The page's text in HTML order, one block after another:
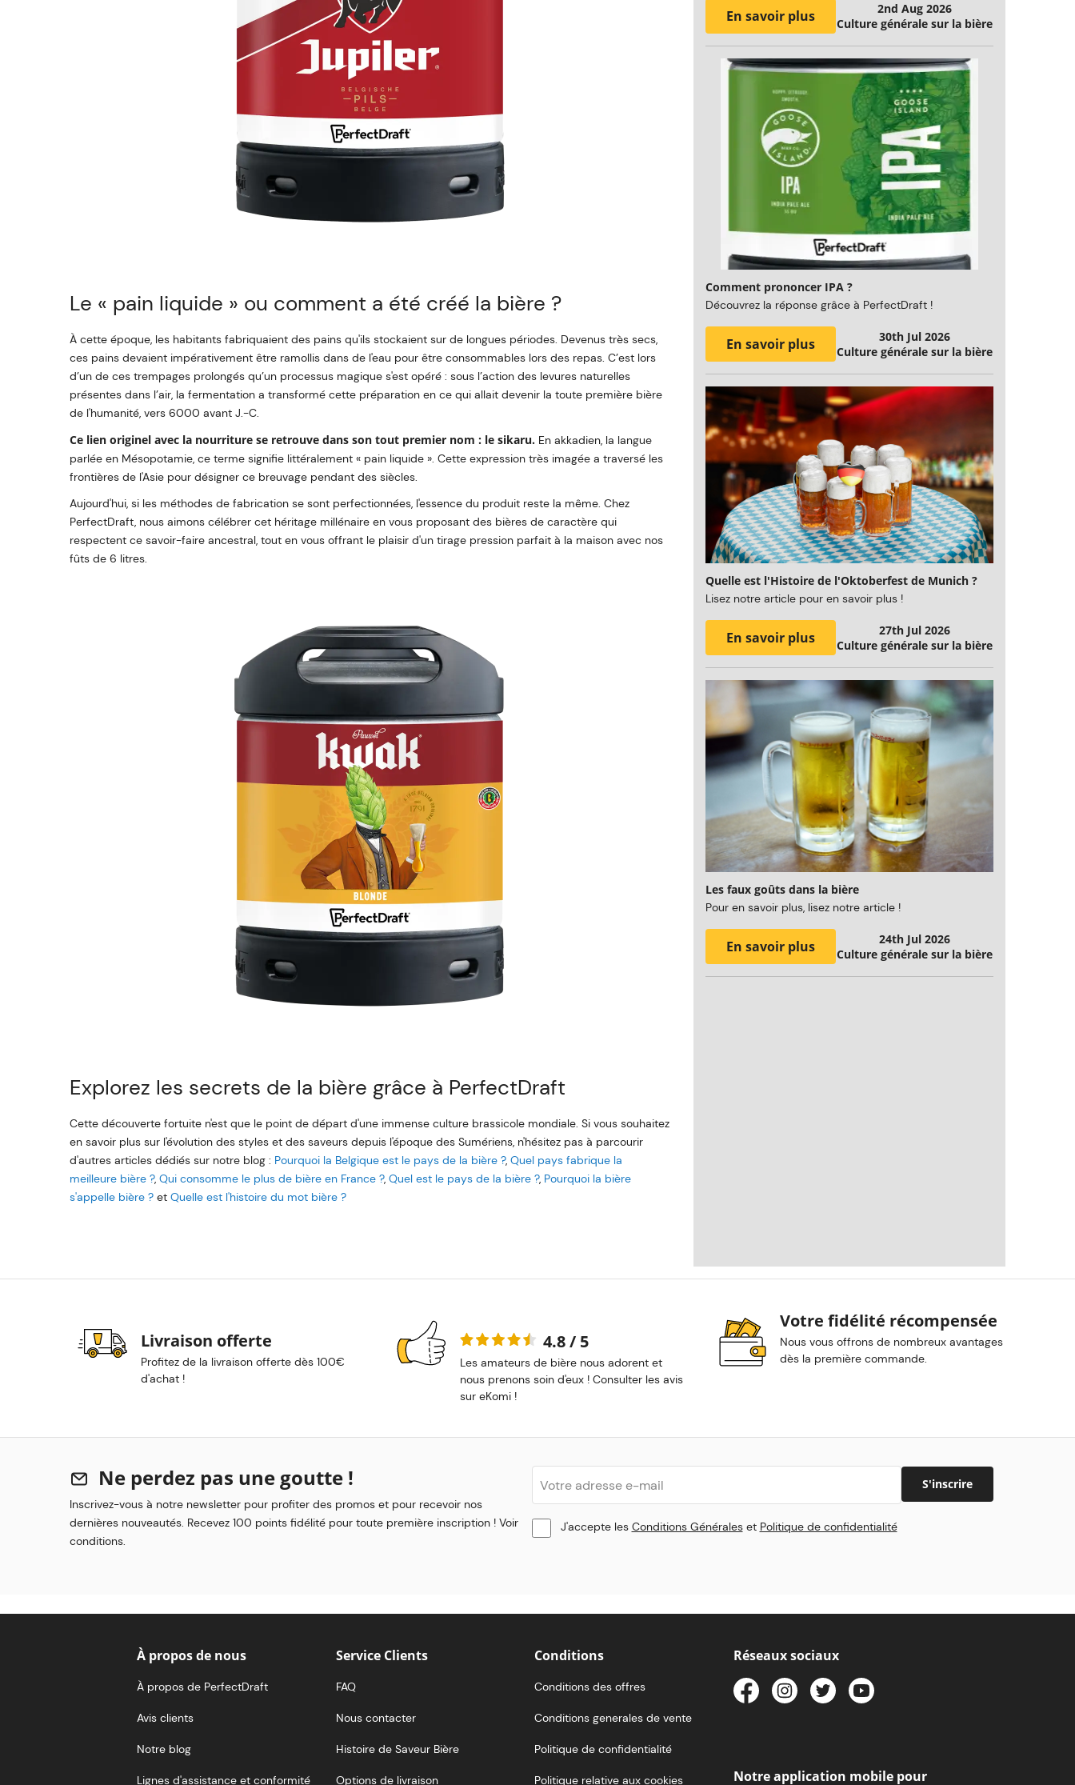
Le « pain liquide » ou comment a été créé la bière ?
À cette époque, les habitants fabriquaient des pains qu'ils stockaient sur de longues périodes. Devenus très secs,
ces pains devaient impérativement être ramollis dans de l'eau pour être consommables lors des repas. C’est lors
d’un de ces trempages prolongés qu’un processus magique s'est opéré : sous l’action des levures naturelles
présentes dans l’air, la fermentation a transformé cette préparation en ce qui allait devenir la toute première bière
de l'humanité, vers 6000 avant J.-C.
Ce lien originel avec la nourriture se retrouve dans son tout premier nom : le sikaru. En akkadien, la langue
parlée en Mésopotamie, ce terme signifie littéralement « pain liquide ». Cette expression très imagée a traversé les
frontières de l'Asie pour désigner ce breuvage pendant des siècles.
Aujourd'hui, si les méthodes de fabrication se sont perfectionnées, l'essence du produit reste la même. Chez
PerfectDraft, nous aimons célébrer cet héritage millénaire en vous proposant des bières de caractère qui
respectent ce savoir-faire ancestral, tout en vous offrant le plaisir d'un tirage pression parfait à la maison avec nos
fûts de 6 litres.
Explorez les secrets de la bière grâce à PerfectDraft
Cette découverte fortuite n'est que le point de départ d'une immense culture brassicole mondiale. Si vous souhaitez
en savoir plus sur l'évolution des styles et des saveurs depuis l'époque des Sumériens, n'hésitez pas à parcourir
d'autres articles dédiés sur notre blog : Pourquoi la Belgique est le pays de la bière ?, Quel pays fabrique la
meilleure bière ?, Qui consomme le plus de bière en France ?, Quel est le pays de la bière ?, Pourquoi la bière
s'appelle bière ? et Quelle est l'histoire du mot bière ?
En savoir plus
2nd Aug 2026
Culture générale sur la bière
Comment prononcer IPA ?
Découvrez la réponse grâce à PerfectDraft !
En savoir plus
30th Jul 2026
Culture générale sur la bière
Quelle est l'Histoire de l'Oktoberfest de Munich ?
Lisez notre article pour en savoir plus !
En savoir plus
27th Jul 2026
Culture générale sur la bière
Les faux goûts dans la bière
Pour en savoir plus, lisez notre article !
En savoir plus
24th Jul 2026
Culture générale sur la bière
Livraison offerte
Profitez de la livraison offerte dès 100€
d'achat !
4.8 / 5
Les amateurs de bière nous adorent et
nous prenons soin d'eux ! Consulter les avis
sur eKomi !
Votre fidélité récompensée
Nous vous offrons de nombreux avantages
dès la première commande.
Ne perdez pas une goutte !
Inscrivez-vous à notre newsletter pour profiter des promos et pour recevoir nos
dernières nouveautés. Recevez 100 points fidélité pour toute première inscription ! Voir
conditions.
S'inscrire
J'accepte les Conditions Généraleset Politique de confidentialité
À propos de nous
À propos de PerfectDraft
Avis clients
Notre blog
Lignes d'assistance et conformité
Service Clients
FAQ
Nous contacter
Histoire de Saveur Bière
Options de livraison
Conditions
Conditions des offres
Conditions generales de vente
Politique de confidentialité
Politique relative aux cookies
Réseaux sociaux
Notre application mobile pour